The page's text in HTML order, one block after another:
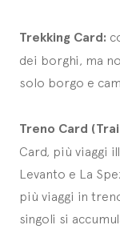
Trekking Card:
dei borghi, ma
solo borgo e
Treno Card
Card, più viaggi
Levanto e La
più viaggi in
singoli si